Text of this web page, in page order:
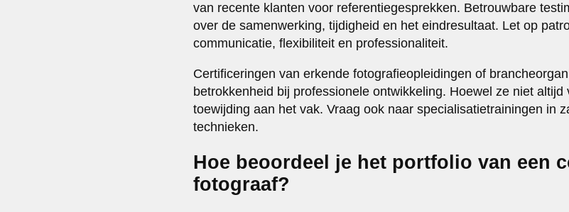
van recente klanten voor referentiegesprekken. Betrouwbare
over de samenwerking, tijdigheid en het eindresultaat. Let op
communicatie, flexibiliteit en professionaliteit.
Certificeringen van erkende fotografieopleidingen of
betrokkenheid bij professionele ontwikkeling. Hoewel ze niet
toewijding aan het vak. Vraag ook naar specialisatietrainingen in
technieken.
Hoe beoordeel je het portfolio van een
fotograaf?